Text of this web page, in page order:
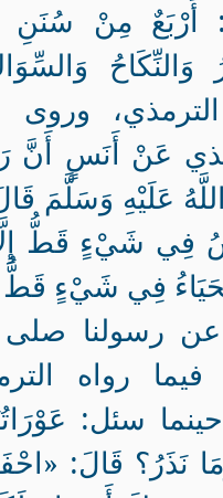
أَرْبَعٌ مِنْ سُنَنِ
وَالنِّكَاحُ
وروى
عَنْ أَنَسٍ أَنَّ
عَلَيْهِ وَسَلَّمَ
فِي شَيْءٍ قَطُّ إِلَّا
فِي شَيْءٍ قَطُّ
رسولنا صلى
رواه
سئل:
نَذَرُ؟ قَالَ: